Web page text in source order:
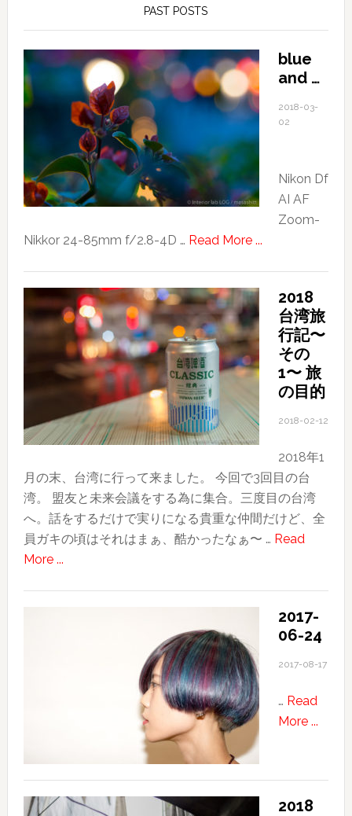
PAST POSTS
blue
and …
2018-03-
02
Nikon Df
AI AF
Zoom-
Nikkor 24-85mm f/2.8-4D … Read More ...about
2018
台湾旅
行記〜
その
1〜 旅
の目的
2018-02-12
2018年1
月の末、台湾に行って来ました。 今回で3回目の台
湾。 盟友と未来会議をする為に集合。三度目の台湾
へ。話をするだけで実りになる貴重な仲間だけど、全
員ガキの頃はそれはまぁ、酷かったなぁ〜 … Read
More ...about
の
目
2017-
06-24
2017-08-17
… Read
More ...about
24
2018